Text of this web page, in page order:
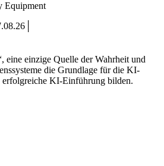
Equipment
eine einzige Quelle der Wahrheit und
die Grundlage für die KI-
erfolgreiche KI-Einführung bilden.